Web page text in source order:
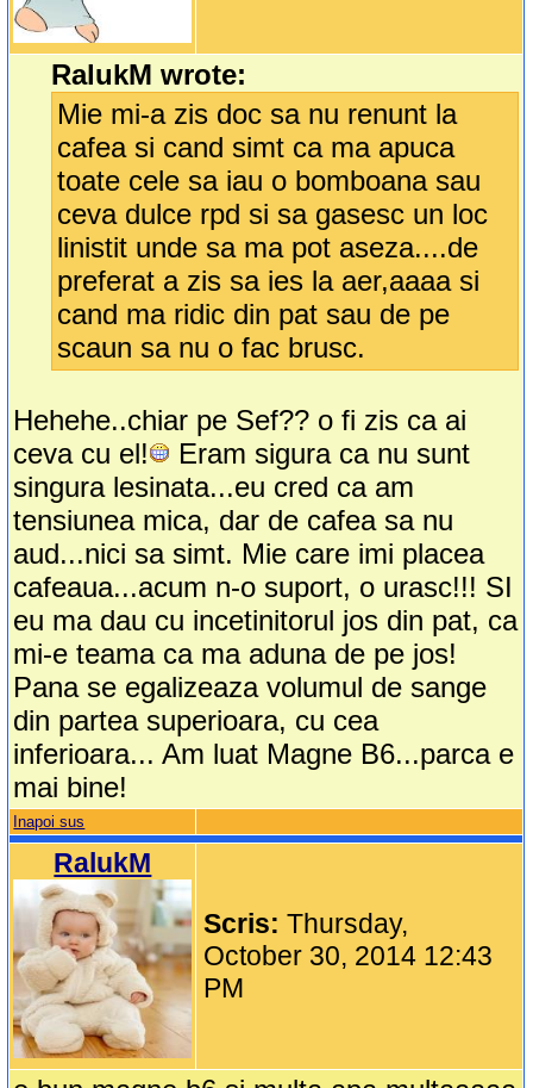
RalukM wrote:
Mie mi-a zis doc sa nu renunt la
cafea si cand simt ca ma apuca
toate cele sa iau o bomboana sau
ceva dulce rpd si sa gasesc un loc
linistit unde sa ma pot aseza....de
preferat a zis sa ies la aer,aaaa si
cand ma ridic din pat sau de pe
scaun sa nu o fac brusc.
Hehehe..chiar pe Sef?? o fi zis ca ai
ceva cu el!
Eram sigura ca nu sunt
singura lesinata...eu cred ca am
tensiunea mica, dar de cafea sa nu
aud...nici sa simt. Mie care imi placea
cafeaua...acum n-o suport, o urasc!!! SI
eu ma dau cu incetinitorul jos din pat, ca
mi-e teama ca ma aduna de pe jos!
Pana se egalizeaza volumul de sange
din partea superioara, cu cea
inferioara... Am luat Magne B6...parca e
mai bine!
Inapoi sus
RalukM
Scris:Thursday,
October 30, 2014 12:43
PM